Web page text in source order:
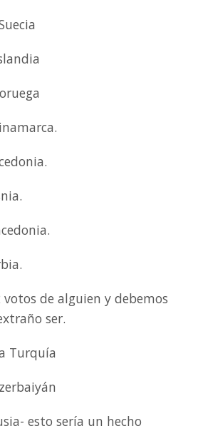
de alguien y debemos
ser.
Turquía
esto sería un hecho